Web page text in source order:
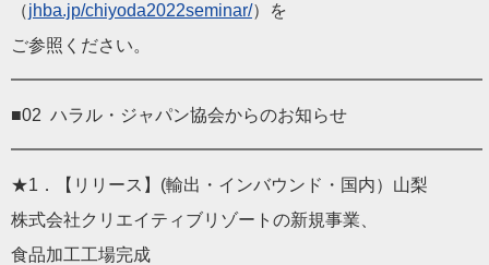
（jhba.jp/chiyoda2022seminar/）を
ご参照ください。
━━━━━━━━━━━━━━━━━━━━━━━━━━━
■02 ハラル・ジャパン協会からのお知らせ
━━━━━━━━━━━━━━━━━━━━━━━━━━━
★1．【リリース】(輸出・インバウンド・国内）山梨
株式会社クリエイティブリゾートの新規事業、
食品加工工場完成